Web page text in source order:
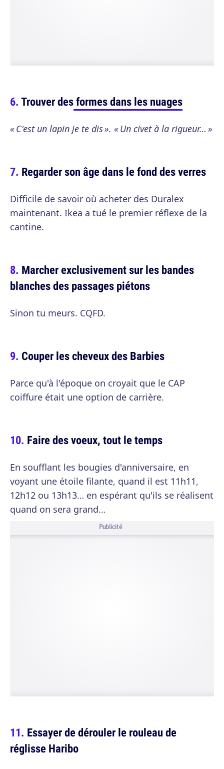
Trouver desformes dans les nuages
« C'est un lapin je te dis ». « Un civet à la rigueur… »
Regarder son âge dans le fond des verres
Difficile de savoir où acheter des Duralex
maintenant. Ikea a tué le premier réflexe de la
cantine.
Marcher exclusivement sur les bandes
blanches des passages piétons
Sinon tu meurs. CQFD.
Couper les cheveux des Barbies
Parce qu'à l'époque on croyait que le CAP
coiffure était une option de carrière.
Faire des voeux, tout le temps
En soufflant les bougies d'anniversaire, en
voyant une étoile filante, quand il est 11h11,
12h12 ou 13h13… en espérant qu'ils se réalisent
quand on sera grand…
Publicité
Essayer de dérouler le rouleau de
réglisse Haribo